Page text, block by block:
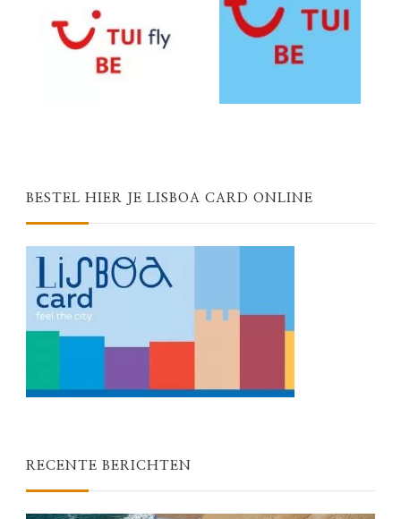
BESTEL HIER JE LISBOA CARD ONLINE
RECENTE BERICHTEN